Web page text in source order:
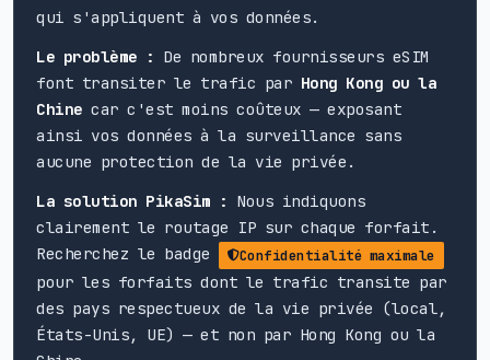
qui s'appliquent à vos données.
Le problème : De nombreux fournisseurs eSIM
font transiter le trafic par Hong Kong ou la
Chine car c'est moins coûteux — exposant
ainsi vos données à la surveillance sans
aucune protection de la vie privée.
La solution PikaSim : Nous indiquons
clairement le routage IP sur chaque forfait.
Recherchez le badge
Confidentialité maximale
pour les forfaits dont le trafic transite par
des pays respectueux de la vie privée (local,
États-Unis, UE) — et non par Hong Kong ou la